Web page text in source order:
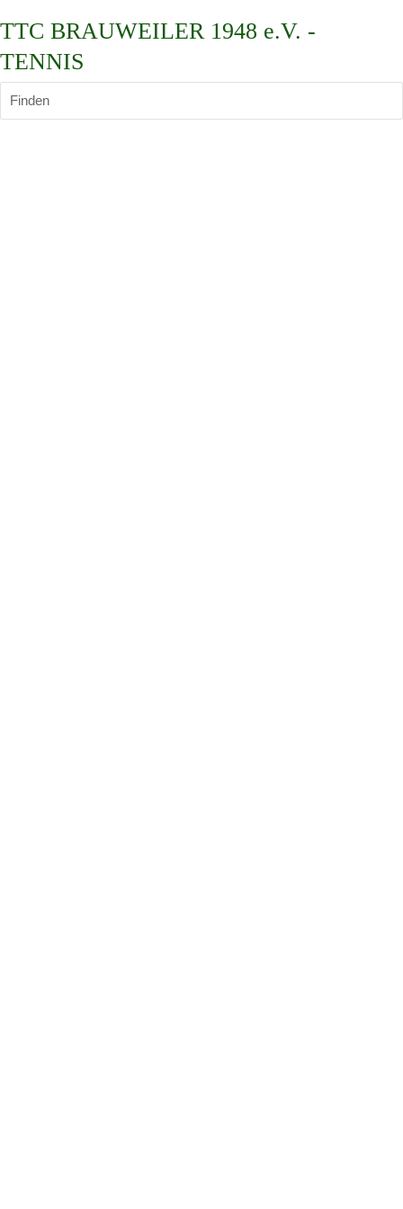
TTC BRAUWEILER 1948 e.V. -
TENNIS
Finden